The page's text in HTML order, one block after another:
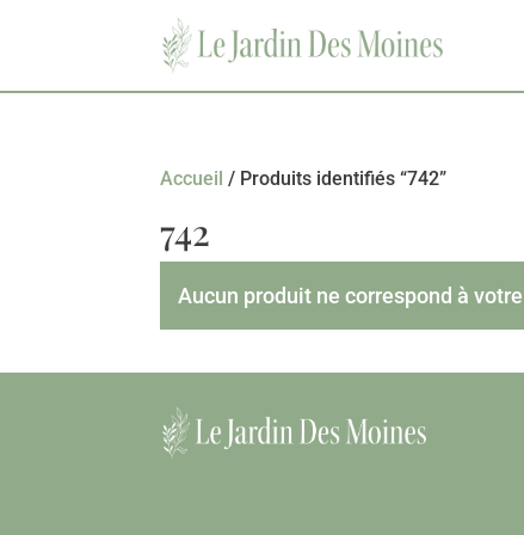
Accueil / Produits identifiés “742”
742
Aucun produit ne correspond à